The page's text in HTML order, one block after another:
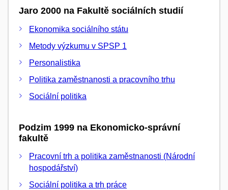
Jaro 2000 na Fakultě sociálních studií
Ekonomika sociálního státu
Metody výzkumu v SPSP 1
Personalistika
Politika zaměstnanosti a pracovního trhu
Sociální politika
Podzim 1999 na Ekonomicko-správní
fakultě
Pracovní trh a politika zaměstnanosti (Národní
hospodářství)
Sociální politika a trh práce